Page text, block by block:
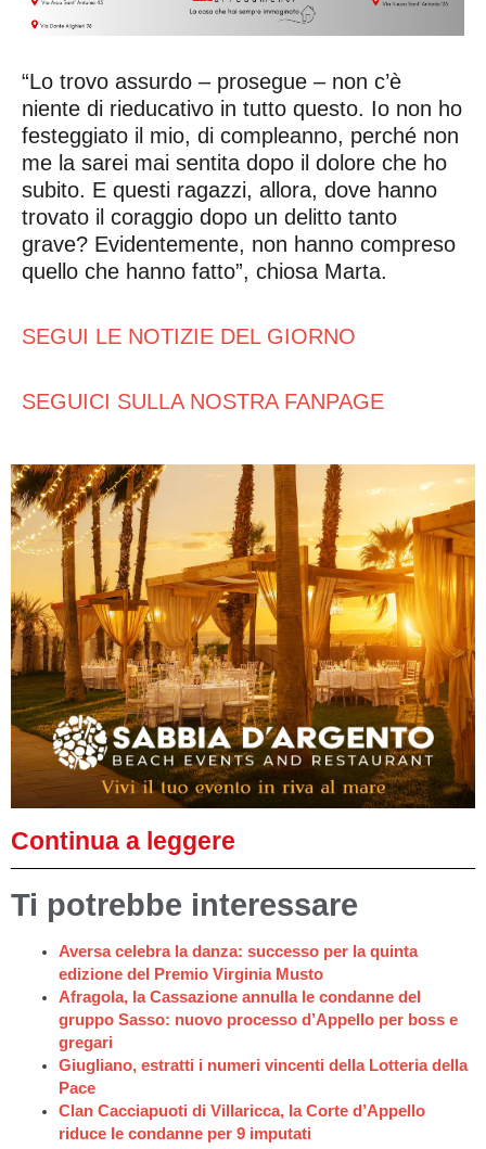
“Lo trovo assurdo – prosegue – non c’è
niente di rieducativo in tutto questo. Io non ho
festeggiato il mio, di compleanno, perché non
me la sarei mai sentita dopo il dolore che ho
subito. E questi ragazzi, allora, dove hanno
trovato il coraggio dopo un delitto tanto
grave? Evidentemente, non hanno compreso
quello che hanno fatto”, chiosa Marta.
SEGUI LE NOTIZIE DEL GIORNO
SEGUICI SULLA NOSTRA FANPAGE
Continua a leggere
Ti potrebbe interessare
Aversa celebra la danza: successo per la quinta
edizione del Premio Virginia Musto
Afragola, la Cassazione annulla le condanne del
gruppo Sasso: nuovo processo d’Appello per boss e
gregari
Giugliano, estratti i numeri vincenti della Lotteria della
Pace
Clan Cacciapuoti di Villaricca, la Corte d’Appello
riduce le condanne per 9 imputati